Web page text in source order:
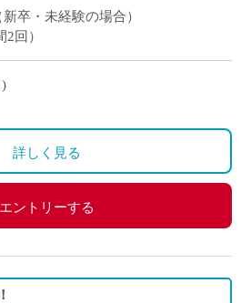
域拠点への出張が […]
卒・未経験の場合）
回）
詳しく見る
エントリーする